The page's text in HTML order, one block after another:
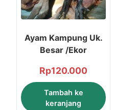
Ayam Kampung Uk.
Besar /Ekor
Rp120.000
Tambah ke
keranjang